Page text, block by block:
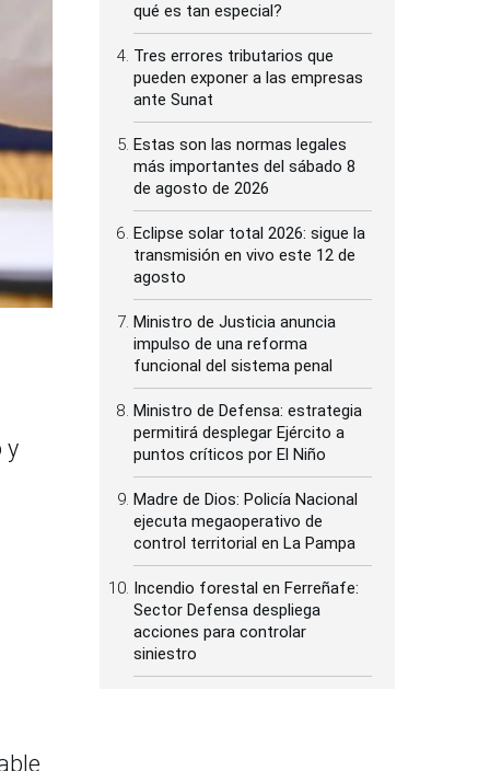
y
qué es tan especial?
Tres errores tributarios que
pueden exponer a las empresas
ante Sunat
Estas son las normas legales
más importantes del sábado 8
de agosto de 2026
Eclipse solar total 2026: sigue la
transmisión en vivo este 12 de
agosto
Ministro de Justicia anuncia
impulso de una reforma
funcional del sistema penal
Ministro de Defensa: estrategia
permitirá desplegar Ejército a
puntos críticos por El Niño
Madre de Dios: Policía Nacional
ejecuta megaoperativo de
control territorial en La Pampa
Incendio forestal en Ferreñafe:
Sector Defensa despliega
acciones para controlar
siniestro